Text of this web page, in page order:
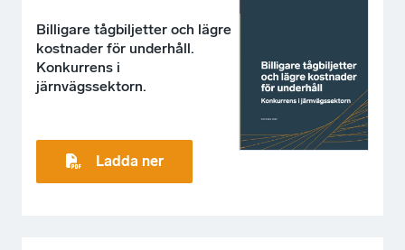
Billigare tågbiljetter och lägre
kostnader för underhåll.
Konkurrens i
järnvägssektorn.
Ladda ner